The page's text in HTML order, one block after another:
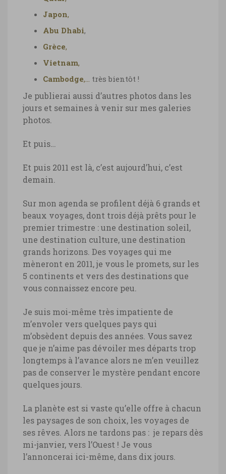
Japon,
Abu Dhabi,
Grèce,
Vietnam,
Cambodge,… très bientôt !
Je publierai aussi d’autres photos dans les
jours et semaines à venir sur mes galeries
photos.
Et puis…
Et puis 2011 est là, c’est aujourd’hui, c’est
demain.
Sur mon agenda se profilent déjà 6 grands et
beaux voyages, dont trois déjà prêts pour le
premier trimestre : une destination soleil,
une destination culture, une destination
grands horizons. Des voyages qui me
mèneront en 2011, je vous le promets, sur les
5 continents et vers des destinations que
vous connaissez encore peu.
Je suis moi-même très impatiente de
m’envoler vers quelques pays qui
m’obsèdent depuis des années. Vous savez
que je n’aime pas dévoiler mes départs trop
longtemps à l’avance alors ne m’en veuillez
pas de conserver le mystère pendant encore
quelques jours.
La planète est si vaste qu’elle offre à chacun
les paysages de son choix, les voyages de
ses rêves. Alors ne tardons pas : je repars dès
mi-janvier, vers l’Ouest ! Je vous
l’annoncerai ici-même, dans dix jours.